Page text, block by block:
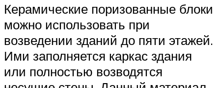
Керамические поризованные блоки
можно использовать при
возведении зданий до пяти этажей.
Ими заполняется каркас здания
или полностью возводятся